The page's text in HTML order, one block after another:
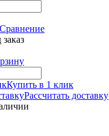
Сравнение
Купить в 1 клик
Рассчитать доставку